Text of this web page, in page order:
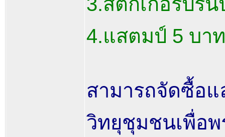
4.แสตมป์ 5 บา
สามารถจัดซื้อ
วิทยุชุมชนเพื่อ